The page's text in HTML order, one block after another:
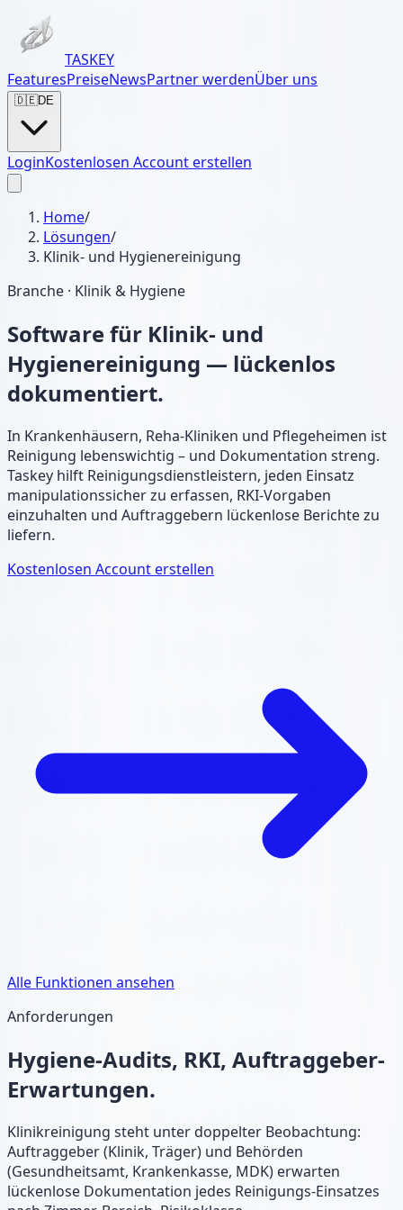
TASKEY
FeaturesPreiseNewsPartner werdenÜber uns
🇩🇪DE
LoginKostenlosen Account erstellen
Home/
Lösungen/
Klinik- und Hygienereinigung
Branche · Klinik & Hygiene
Software für Klinik- und
Hygienereinigung — lückenlos
dokumentiert.
In Krankenhäusern, Reha-Kliniken und Pflegeheimen ist
Reinigung lebenswichtig – und Dokumentation streng.
Taskey hilft Reinigungsdienstleistern, jeden Einsatz
manipulationssicher zu erfassen, RKI-Vorgaben
einzuhalten und Auftraggebern lückenlose Berichte zu
liefern.
Kostenlosen Account erstellen
Alle Funktionen ansehen
Anforderungen
Hygiene-Audits, RKI, Auftraggeber-
Erwartungen.
Klinikreinigung steht unter doppelter Beobachtung:
Auftraggeber (Klinik, Träger) und Behörden
(Gesundheitsamt, Krankenkasse, MDK) erwarten
lückenlose Dokumentation jedes Reinigungs-Einsatzes